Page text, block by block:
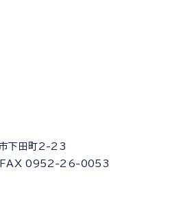
下田町2-23
0952-26-0053